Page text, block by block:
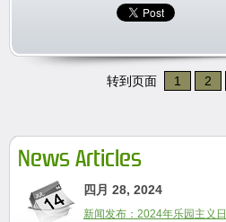
转到页面 1 2
News Articles
四月 28, 2024
新闻发布：2024年乐园主义日